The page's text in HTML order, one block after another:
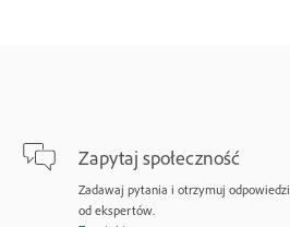
Zapytaj społeczność
Zadawaj pytania i otrzymuj odpowiedzi
od ekspertów.